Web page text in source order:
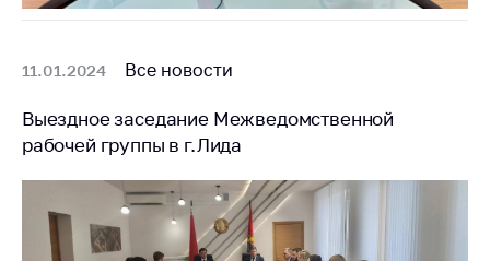
11.01.2024 Все новости
Выездное заседание Межведомственной
рабочей группы в г.Лида